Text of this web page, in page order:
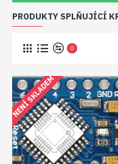
PRODUKTY SPLŇUJÍCÍ
0
NENÍ SKLADEM